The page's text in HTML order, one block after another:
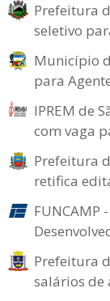
Prefeitura
seletivo
Município
para
IPREM de
com vaga
Prefeitura
retifica
FUNCAMP
Prefeitura
salários de